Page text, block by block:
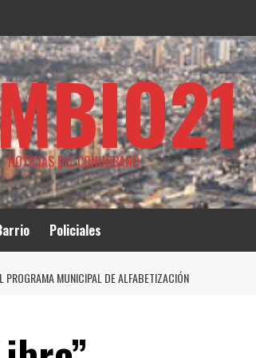
NOTICIAS DEL CONURBANO
Policiales
PROGRAMA MUNICIPAL DE ALFABETIZACIÓN